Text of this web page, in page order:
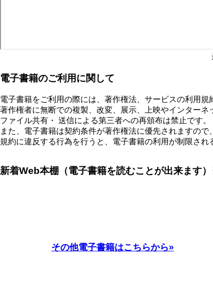
電子書籍のご利用に関して
電子書籍をご利用の際には、著作権法、サービスの利用規
著作権者に無断での複製、改変、展示、上映やインターネ
ファイル共有・ 送信による第三者への再頒布は禁止です。
また、電子書籍は契約条件が著作権法に優先されますので
規約に違反する行為を行うと、電子書籍の利用が制限され
新着Web本棚（電子書籍を読むことが出来ます
その他電子書籍はこちらから»